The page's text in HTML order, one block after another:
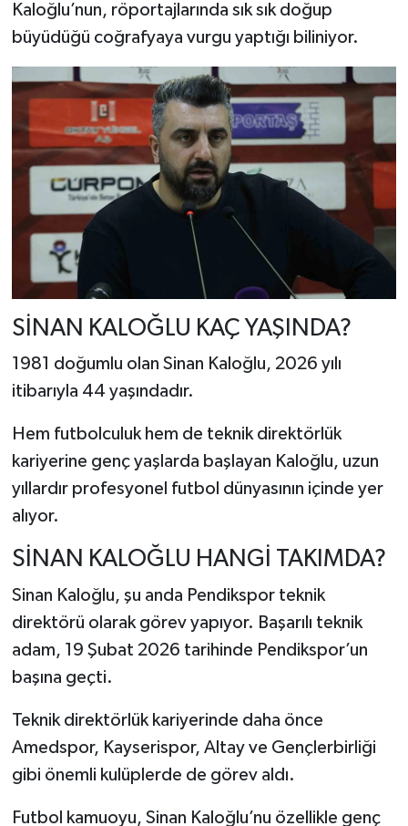
Kaloğlu’nun, röportajlarında sık sık doğup
büyüdüğü coğrafyaya vurgu yaptığı biliniyor.
SİNAN KALOĞLU KAÇ YAŞINDA?
1981 doğumlu olan Sinan Kaloğlu, 2026 yılı
itibarıyla 44 yaşındadır.
Hem futbolculuk hem de teknik direktörlük
kariyerine genç yaşlarda başlayan Kaloğlu, uzun
yıllardır profesyonel futbol dünyasının içinde yer
alıyor.
SİNAN KALOĞLU HANGİ TAKIMDA?
Sinan Kaloğlu, şu anda Pendiksporteknik
direktörü olarak görev yapıyor. Başarılı teknik
adam, 19 Şubat 2026 tarihinde Pendikspor’un
başına geçti.
Teknik direktörlük kariyerinde daha önce
Amedspor, Kayserispor, Altayve Gençlerbirliği
gibi önemli kulüplerde de görev aldı.
Futbol kamuoyu, Sinan Kaloğlu’nu özellikle genç